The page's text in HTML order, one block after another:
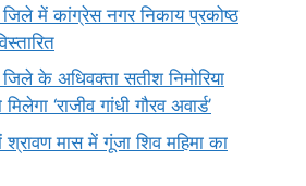
में कांग्रेस नगर निकाय प्रकोष्ठ
के अधिवक्ता सतीश निमोरिया
‘राजीव गांधी गौरव अवार्ड’
मास में गूंजा शिव महिमा का